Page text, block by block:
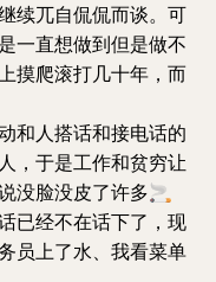
续兀自侃侃而谈。可
一直想做到但是做不
摸爬滚打几十年，而
和人搭话和接电话的
，于是工作和贫穷让
没脸没皮了许多🚬
已经不在话下了，现
员上了水、我看菜单